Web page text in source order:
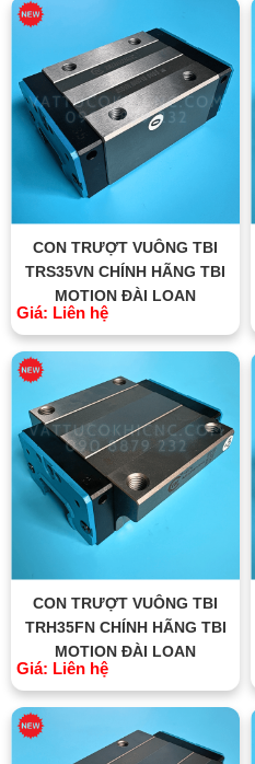
CON TRƯỢT VUÔNG TBI
TRS35VN CHÍNH HÃNG TBI
MOTION ĐÀI LOAN
Giá: Liên hệ
CON TRƯỢT VUÔNG TBI
TRH35FN CHÍNH HÃNG TBI
MOTION ĐÀI LOAN
Giá: Liên hệ